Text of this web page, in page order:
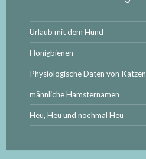
Urlaub mit dem Hund
Honigbienen
Physiologische Daten von Katzen
männliche Hamsternamen
Heu, Heu und nochmal Heu